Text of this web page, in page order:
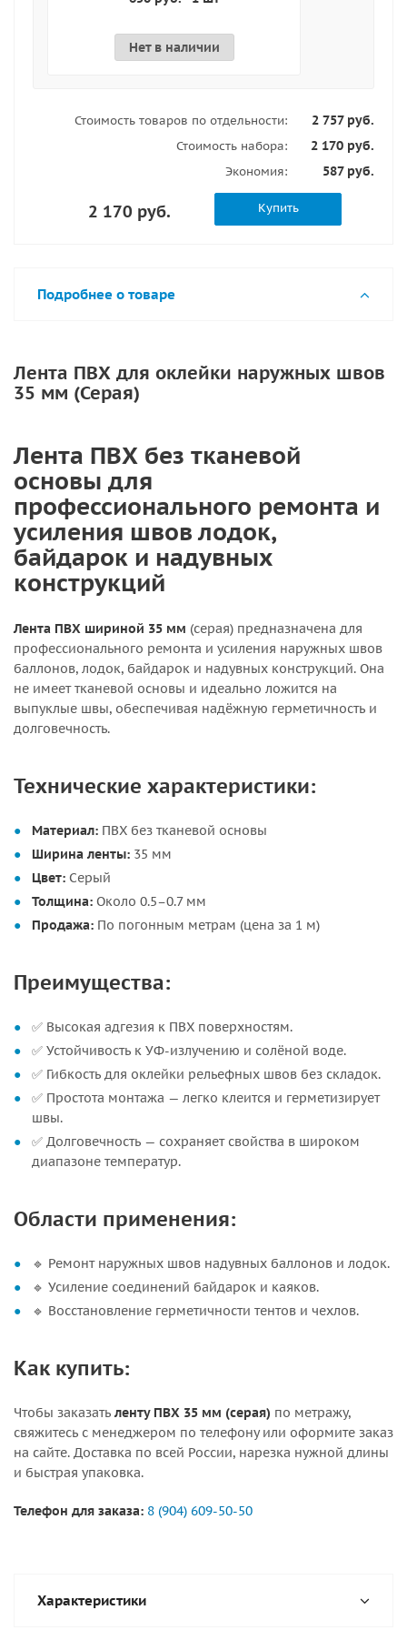
Нет в наличии
Стоимость товаров по отдельности: 2 757 руб.
Стоимость набора: 2 170 руб.
Экономия: 587 руб.
2 170 руб. Купить
Подробнее о товаре
Лента ПВХ для оклейки наружных швов
35 мм (Серая)
Лента ПВХ без тканевой
основы для
профессионального ремонта и
усиления швов лодок,
байдарок и надувных
конструкций
Лента ПВХ шириной 35 мм (серая) предназначена для
профессионального ремонта и усиления наружных швов
баллонов, лодок, байдарок и надувных конструкций. Она
не имеет тканевой основы и идеально ложится на
выпуклые швы, обеспечивая надёжную герметичность и
долговечность.
Технические характеристики:
Материал: ПВХ без тканевой основы
Ширина ленты: 35 мм
Цвет: Серый
Толщина: Около 0.5–0.7 мм
Продажа: По погонным метрам (цена за 1 м)
Преимущества:
✅ Высокая адгезия к ПВХ поверхностям.
✅ Устойчивость к УФ-излучению и солёной воде.
✅ Гибкость для оклейки рельефных швов без складок.
✅ Простота монтажа — легко клеится и герметизирует
швы.
✅ Долговечность — сохраняет свойства в широком
диапазоне температур.
Области применения:
🔹 Ремонт наружных швов надувных баллонов и лодок.
🔹 Усиление соединений байдарок и каяков.
🔹 Восстановление герметичности тентов и чехлов.
Как купить:
Чтобы заказать ленту ПВХ 35 мм (серая) по метражу,
свяжитесь с менеджером по телефону или оформите заказ
на сайте. Доставка по всей России, нарезка нужной длины
и быстрая упаковка.
Телефон для заказа: 8 (904) 609-50-50
Характеристики